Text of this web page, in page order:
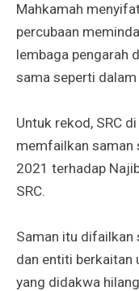
Mahkamah
percubaan
lembaga pengarah
sama seperti
Untuk rekod, SRC
memfailkan saman
2021 terhadap
SRC.
Saman itu difailkan
dan entiti berkaitan
yang didakwa